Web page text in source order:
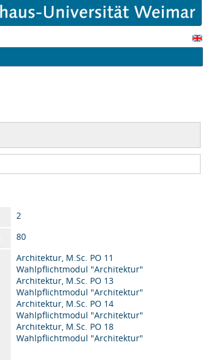
2
80
Architektur, M.Sc. PO 11
Wahlpflichtmodul "Architektur"
Architektur, M.Sc. PO 13
Wahlpflichtmodul "Architektur"
Architektur, M.Sc. PO 14
Wahlpflichtmodul "Architektur"
Architektur, M.Sc. PO 18
Wahlpflichtmodul "Architektur"